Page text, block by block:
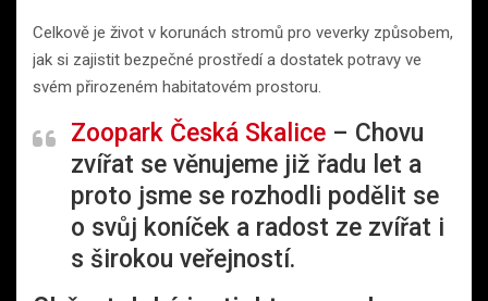
Celkově je život v korunách stromů pro veverky způsobem,
jak si zajistit bezpečné prostředí a dostatek potravy ve
svém přirozeném habitatovém prostoru.
Zoopark Česká Skalice – Chovu
zvířat se věnujeme již řadu let a
proto jsme se rozhodli podělit se
o svůj koníček a radost ze zvířat i
s širokou veřejností.